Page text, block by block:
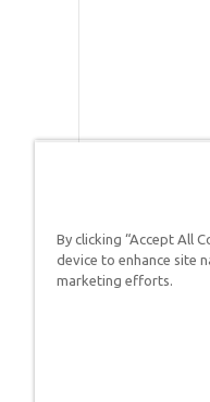
By clicking “Accept All
device to enhance site
marketing efforts.